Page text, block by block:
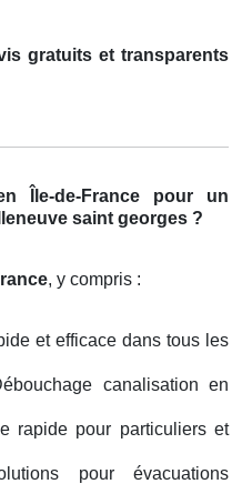
gratuits et transparents
Île-de-France pour un
saint georges ?
, y compris :
et efficace dans tous les
canalisation en
rapide pour particuliers et
pour évacuations